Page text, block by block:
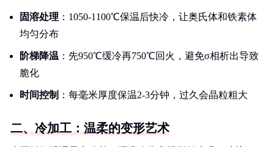
固溶处理 ：1050-1100℃保温后快冷，让奥氏体和铁素体
均匀分布
阶梯降温 ：先950℃缓冷再750℃回火，避免σ相析出导致
脆化
时间控制 ：每毫米厚度保温2-3分钟，过久会晶粒粗大
二、冷加工：温柔的变形艺术